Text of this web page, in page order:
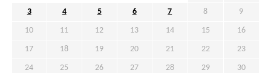
3 4 5 6 7 8 9
10 11 12 13 14 15 16
17 18 19 20 21 22 23
24 25 26 27 28 29 30